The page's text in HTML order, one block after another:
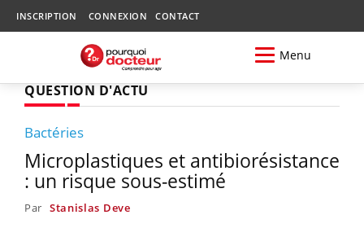
INSCRIPTION CONNEXION CONTACT
Menu
QUESTION D'ACTU
Bactéries
Microplastiques et antibiorésistance
: un risque sous-estimé
Par Stanislas Deve